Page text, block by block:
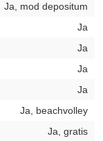
Ja, mod depositum
Ja
Ja
Ja
Ja
Ja, beachvolley
Ja, gratis